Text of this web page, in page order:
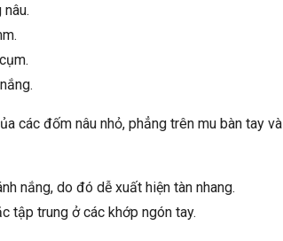
các đốm nâu nhỏ, phẳng trên mu bàn tay và
nắng, do đó dễ xuất hiện tàn nhang.
tập trung ở các khớp ngón tay.